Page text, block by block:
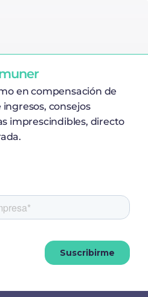
en compensación de
consejos
imprescindibles, directo